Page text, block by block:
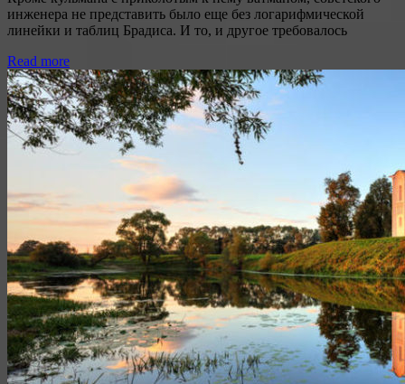
инженера не представить было еще без логарифмической
линейки и таблиц Брадиса. И то, и другое требовалось
Read more